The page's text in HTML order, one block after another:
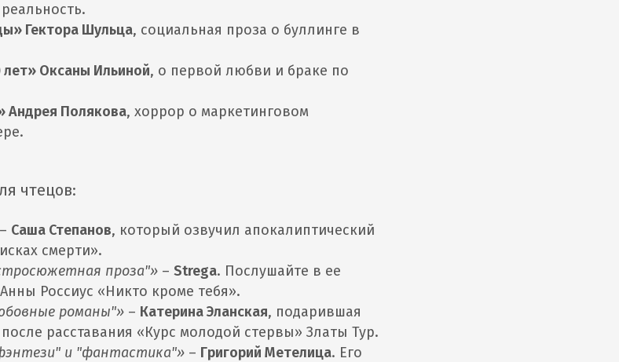
Гектора Шульца, социальная проза о буллинге в
Оксаны Ильиной, о первой любви и браке по
Андрея Полякова, хоррор о маркетинговом
чтецов:
– Саша Степанов, который озвучил апокалиптический
смерти».
проза"» –Strega. Послушайте в ее
Россиус «Никто кроме тебя».
романы"» – Катерина Эланская, подарившая
расставания «Курс молодой стервы» Златы Тур.
и "фантастика"» – Григорий Метелица. Его